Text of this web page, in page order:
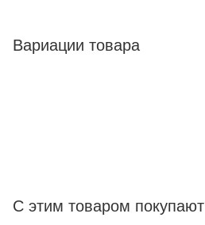
Вариации товара
С этим товаром покупают